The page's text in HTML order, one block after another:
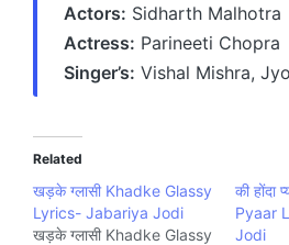
Actors: Sidharth Malhotra
Actress: Parineeti Chopra
Singer’s: Vishal Mishra,
Related
खड़के ग्लासी Khadke Glassy
Lyrics- Jabariya Jodi
खड़के ग्लासी Khadke Glassy
की होंदा
Pyaar
Jodi